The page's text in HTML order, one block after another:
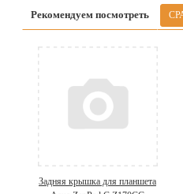
Рекомендуем посмотреть
Задняя крышка для планшета